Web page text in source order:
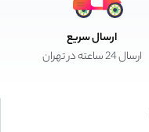
ارسال سریع
ارسال 24 ساعته در تهران